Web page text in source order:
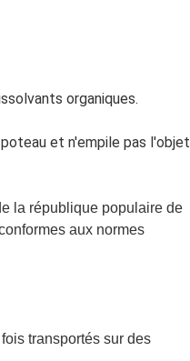
organiques.
et n'empile pas l'objet
la république populaire de
aux normes
transportés sur des